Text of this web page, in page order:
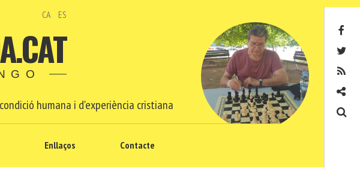
CA ES
humana i d'experiència cristiana
Enllaços Contacte
Contacte